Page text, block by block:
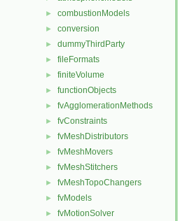
► combustionModels
► conversion
► dummyThirdParty
► fileFormats
► finiteVolume
► functionObjects
► fvAgglomerationMethods
► fvConstraints
► fvMeshDistributors
► fvMeshMovers
► fvMeshStitchers
► fvMeshTopoChangers
► fvModels
► fvMotionSolver